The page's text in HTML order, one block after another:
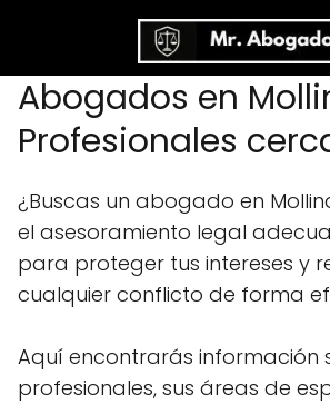
Abogados en
Profesionales
¿Buscas un abogado en
el asesoramiento legal
para proteger tus intereses y
cualquier conflicto de forma
Aquí encontrarás información
profesionales, sus áreas de